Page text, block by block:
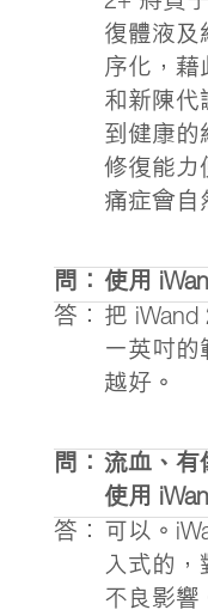
復體液及
序化，藉
和新陳代
到健康的
修復能力
痛症會自
問： 使用
答： 把
一英吋的
越好。
問： 流血、有
使用
答：
可以。
入式的，
不良影響